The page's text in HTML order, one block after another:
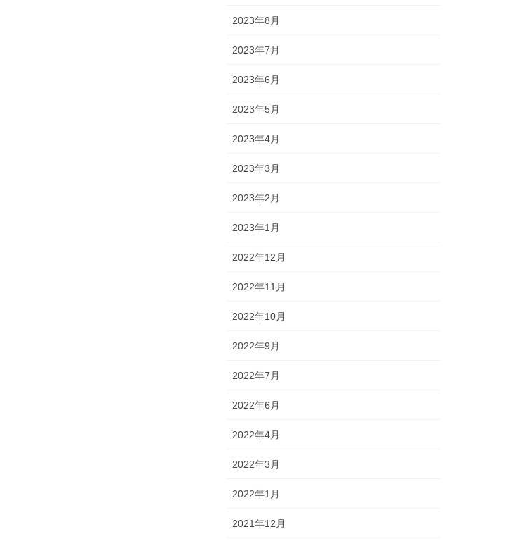
2023年8月
2023年7月
2023年6月
2023年5月
2023年4月
2023年3月
2023年2月
2023年1月
2022年12月
2022年11月
2022年10月
2022年9月
2022年7月
2022年6月
2022年4月
2022年3月
2022年1月
2021年12月